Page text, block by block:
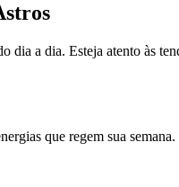
a dia. Esteja atento às
que regem sua